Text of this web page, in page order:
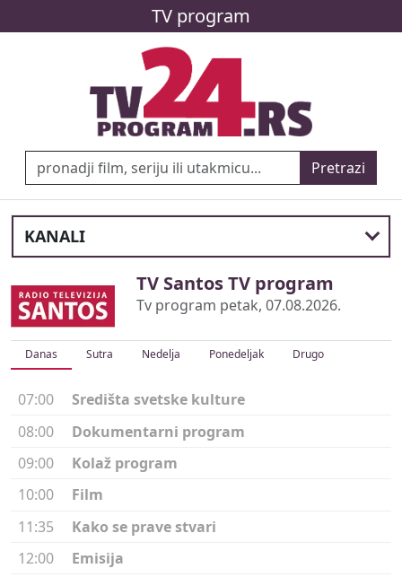
TV program
Pretrazi
KANALI
TV Santos TV program
Tv program petak, 07.08.2026.
Danas Sutra Nedelja Ponedeljak Drugo
07:00
Središta svetske kulture
08:00
Dokumentarni program
09:00
Kolaž program
10:00
Film
11:35
Kako se prave stvari
12:00
Emisija